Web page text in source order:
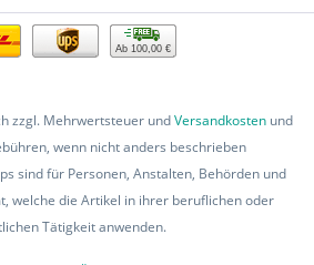
Ab 100,00 €
zzgl. Mehrwertsteuer undVersandkostenund
wenn nicht anders beschrieben
sind für Personen, Anstalten, Behörden und
welche die Artikel in ihrer beruflichen oder
Tätigkeit anwenden.